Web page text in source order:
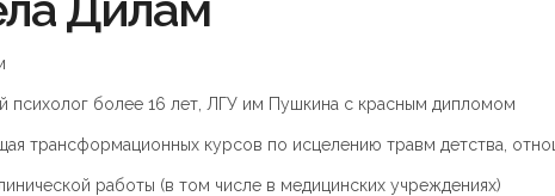
психолог более 16 лет, ЛГУ им Пушкина с красным дипломом
трансформационных курсов по исцелению травм детства,
работы (в том числе в медицинских учреждениях)